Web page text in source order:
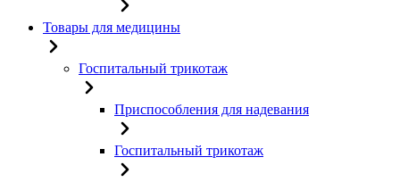
Товары для медицины
Госпитальный трикотаж
Приспособления для надевания
Госпитальный трикотаж